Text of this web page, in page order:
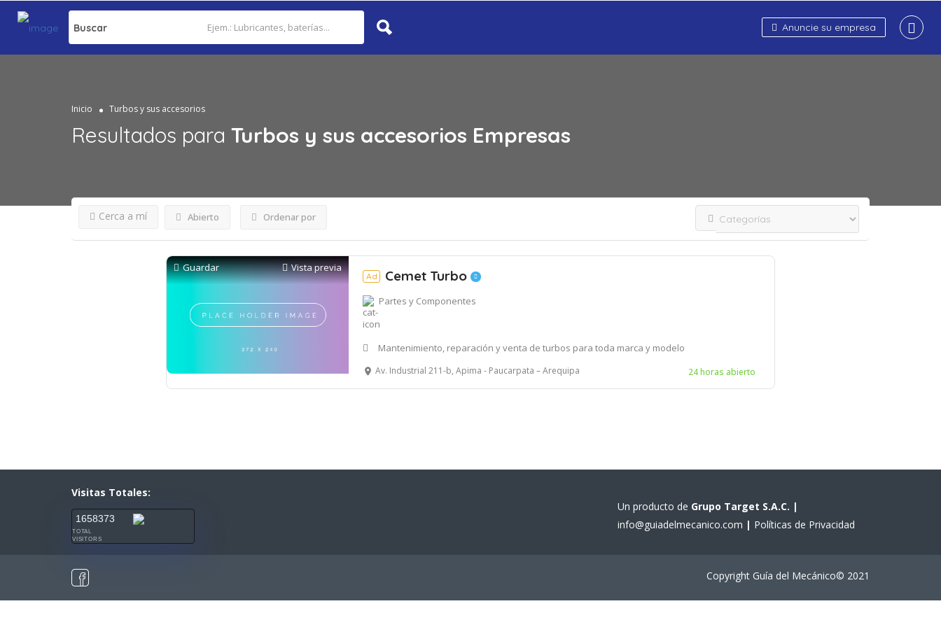
Buscar Anuncie su empresa
Inicio Turbos y sus accesorios
Resultados para Turbos y sus accesorios Empresas
Abierto
Cerca a mí Ordenar por
Guardar Vista previa
Ad Cemet Turbo
Partes y Componentes
Mantenimiento, reparación y venta de turbos para toda marca y modelo
Av. Industrial 211-b, Apima - Paucarpata – Arequipa 24 horas abierto
Visitas Totales:
1658373
TOTAL
VISITORS
Un producto de Grupo Target S.A.C. |
info@guiadelmecanico.com | Políticas de Privacidad
Copyright Guía del Mecánico© 2021